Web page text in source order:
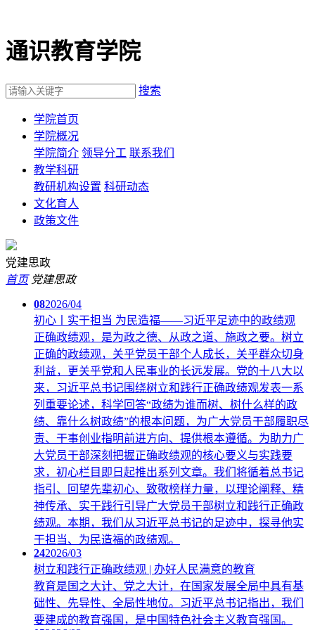
通识教育学院
搜索
学院首页
学院概况
学院简介 领导分工 联系我们
教学科研
教研机构设置 科研动态
文化育人
政策文件
党建思政
首页 党建思政
082026/04
初心丨实干担当 为民造福——习近平足迹中的政绩观
正确政绩观，是为政之德、从政之道、施政之要。树立
正确的政绩观，关乎党员干部个人成长，关乎群众切身
利益，更关乎党和人民事业的长远发展。党的十八大以
来，习近平总书记围绕树立和践行正确政绩观发表一系
列重要论述，科学回答“政绩为谁而树、树什么样的政
绩、靠什么树政绩”的根本问题，为广大党员干部履职尽
责、干事创业指明前进方向、提供根本遵循。为助力广
大党员干部深刻把握正确政绩观的核心要义与实践要
求，初心栏目即日起推出系列文章。我们将循着总书记
指引、回望先辈初心、致敬榜样力量，以理论阐释、精
神传承、实干践行引导广大党员干部树立和践行正确政
绩观。本期，我们从习近平总书记的足迹中，探寻他实
干担当、为民造福的政绩观。
242026/03
树立和践行正确政绩观 | 办好人民满意的教育
教育是国之大计、党之大计，在国家发展全局中具有基
础性、先导性、全局性地位。习近平总书记指出，我们
要建成的教育强国，是中国特色社会主义教育强国。